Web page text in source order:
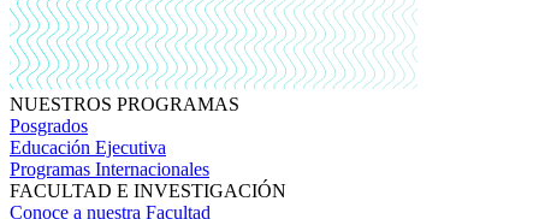
NUESTROS PROGRAMAS
Posgrados
Educación Ejecutiva
Programas Internacionales
FACULTAD E INVESTIGACIÓN
Conoce a nuestra Facultad